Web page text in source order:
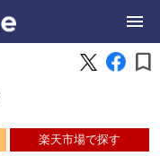
bookmark
楽天市場で探す